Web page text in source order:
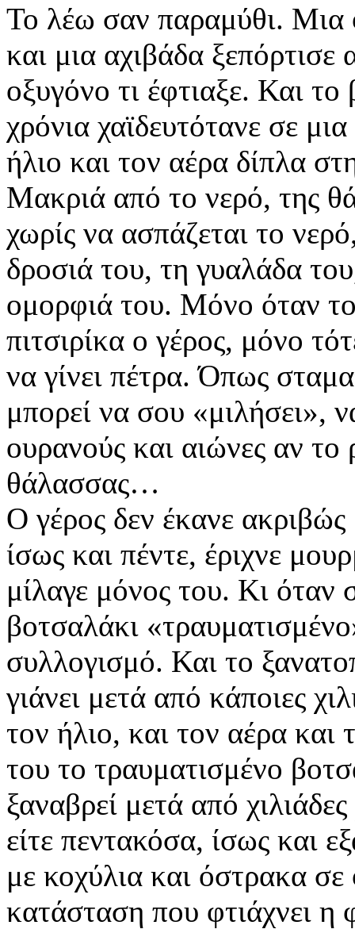
Το λέω σαν παραμύθι.
και μια αχιβάδα
οξυγόνο τι έφτιαξε. Και
χρόνια χαϊδευτότανε σε
ήλιο και τον αέρα δίπλα
Μακριά από το νερό, της
χωρίς να ασπάζεται το
δροσιά του, τη γυαλάδα
ομορφιά του. Μόνο όταν το
πιτσιρίκα ο γέρος, μόνο
να γίνει πέτρα. Όπως
μπορεί να σου «μιλήσει»,
ουρανούς και αιώνες αν το
θάλασσας…
Ο γέρος δεν έκανε
ίσως και πέντε, έριχνε
μίλαγε μόνος του. Κι
βοτσαλάκι
συλλογισμό. Και το
γιάνει μετά από κάποιες
τον ήλιο, και τον αέρα
του το τραυματισμένο
ξαναβρεί μετά από
είτε πεντακόσα, ίσως και
με κοχύλια και όστρακα
κατάσταση που φτιάχνει η